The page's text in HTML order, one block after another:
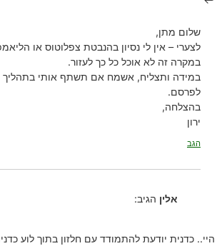
שלום מתן,
לצערי – אין לי נסיון בהנבטת צפלוטוס או
במקרה זה לא אוכל כל כך לעזור.
במידה ותצליח, אשמח אם תשתף אותי
לפרסם.
בהצלחה,
ירון
הגב
אלין הגיב:
היי.. כדנית יודעת להתמודד עם חלזון בתוך לוע